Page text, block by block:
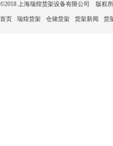
©2018 上海瑞煌货架设备有限公司 版权
首页 瑞煌货架 仓储货架 货架新闻 货